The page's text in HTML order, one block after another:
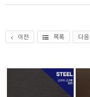
이전 목록 다음